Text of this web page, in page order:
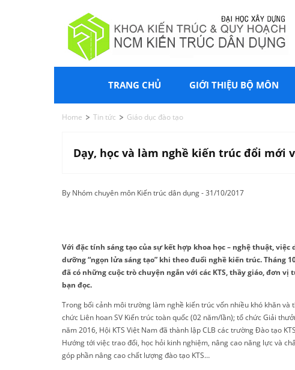
TRANG CHỦ GIỚI THIỆU BỘ MÔN
Home Tin tức Giáo dục đào tạo
Dạy, học và làm nghề kiến trúc đổi mới
By Nhóm chuyên môn Kiến trúc dân dụng - 31/10/2017
Với đặc tính sáng tạo của sự kết hợp khoa học – nghệ thuật,
dưỡng “ngọn lửa sáng tạo” khi theo đuổi nghề kiến trúc. Tháng
đã có những cuộc trò chuyện ngắn với các KTS, thầy giáo, đơn
bạn đọc.
Trong bối cảnh môi trường làm nghề kiến trúc vốn nhiều khó khăn và
chức Liên hoan SV Kiến trúc toàn quốc (02 năm/lần); tổ chức Giải
năm 2016, Hội KTS Việt Nam đã thành lập CLB các trường Đào tạo
Hướng tới việc trao đổi, học hỏi kinh nghiệm, nâng cao năng lực và
góp phần nâng cao chất lượng đào tạo KTS…